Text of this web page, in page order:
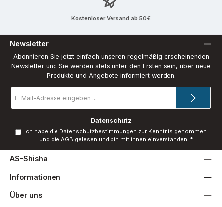
Kostenloser Versand ab 50€
Newsletter
Abonnieren Sie jetzt einfach unseren regelmäßig erscheinenden
Newsletter und Sie werden stets unter den Ersten sein, über neue
Produkte und Angebote informiert werden.
Mail-
*
Datenschutz
Ich habe die Datenschutzbestimmungen zur Kenntnis genommen
und die AGB gelesen und bin mit ihnen einverstanden. *
AS-Shisha
Informationen
Über uns